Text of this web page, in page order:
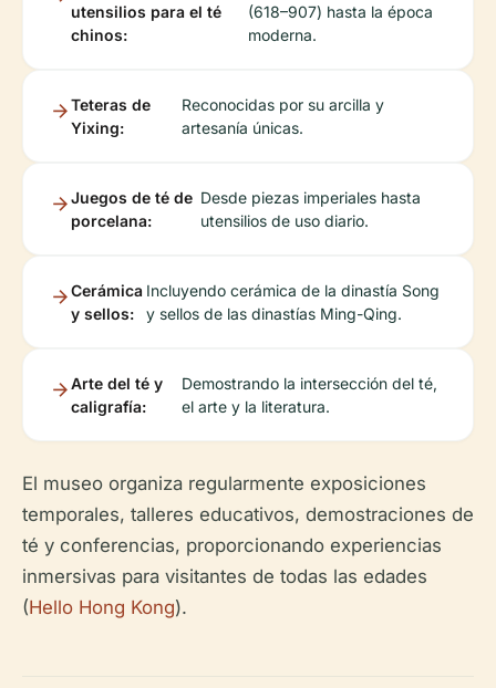
utensilios para el té
chinos:
(618–907) hasta la época
moderna.
Teteras de
Yixing:
Reconocidas por su arcilla y
artesanía únicas.
Juegos de té de
porcelana:
Desde piezas imperiales hasta
utensilios de uso diario.
Cerámica
y sellos:
Incluyendo cerámica de la dinastía Song
y sellos de las dinastías Ming-Qing.
Arte del té y
caligrafía:
Demostrando la intersección del té,
el arte y la literatura.
El museo organiza regularmente exposiciones
temporales, talleres educativos, demostraciones de
té y conferencias, proporcionando experiencias
inmersivas para visitantes de todas las edades
(Hello Hong Kong).